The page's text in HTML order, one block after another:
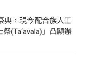
典，現今配合族人工
(Ta‘avala)」凸顯辦